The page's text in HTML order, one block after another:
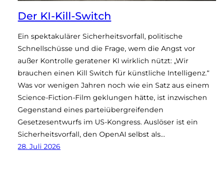
Der KI-Kill-Switch
Ein spektakulärer Sicherheitsvorfall, politische
Schnellschüsse und die Frage, wem die Angst vor
außer Kontrolle geratener KI wirklich nützt: „Wir
brauchen einen Kill Switch für künstliche Intelligenz.“
Was vor wenigen Jahren noch wie ein Satz aus einem
Science-Fiction-Film geklungen hätte, ist inzwischen
Gegenstand eines parteiübergreifenden
Gesetzesentwurfs im US-Kongress. Auslöser ist ein
Sicherheitsvorfall, den OpenAI selbst als…
28. Juli 2026